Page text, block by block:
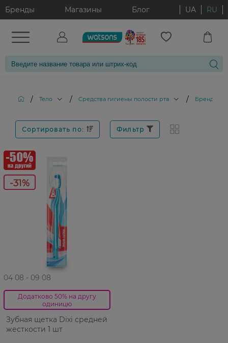
Бренды Магазины Блог UA RU
/ Тело / Средства гигиены полости рта / Бренд: DIXI
Сортировать по: Фильтр
-31%
04 08 - 09 08
Додатково 50% на другу
одиницю
Зубная щетка Dixi средней
жесткости 1 шт